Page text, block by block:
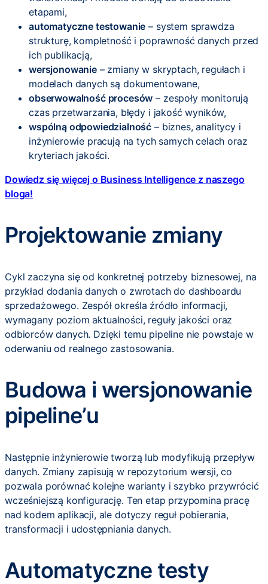
etapami,
automatyczne testowanie – system sprawdza
strukturę, kompletność i poprawność danych przed
ich publikacją,
wersjonowanie– zmiany w skryptach, regułach i
modelach danych są dokumentowane,
obserwowalność procesów – zespoły monitorują
czas przetwarzania, błędy i jakość wyników,
wspólną odpowiedzialność – biznes, analitycy i
inżynierowie pracują na tych samych celach oraz
kryteriach jakości.
Dowiedz się więcej o Business Intelligence z naszego
bloga!
Projektowanie zmiany
Cykl zaczyna się od konkretnej potrzeby biznesowej, na
przykład dodania danych o zwrotach do dashboardu
sprzedażowego. Zespół określa źródło informacji,
wymagany poziom aktualności, reguły jakości oraz
odbiorców danych. Dzięki temu pipeline nie powstaje w
oderwaniu od realnego zastosowania.
Budowa i wersjonowanie
pipeline’u
Następnie inżynierowie tworzą lub modyfikują przepływ
danych. Zmiany zapisują w repozytorium wersji, co
pozwala porównać kolejne warianty i szybko przywrócić
wcześniejszą konfigurację. Ten etap przypomina pracę
nad kodem aplikacji, ale dotyczy reguł pobierania,
transformacji i udostępniania danych.
Automatyczne testy